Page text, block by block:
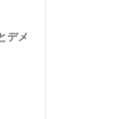
デメ